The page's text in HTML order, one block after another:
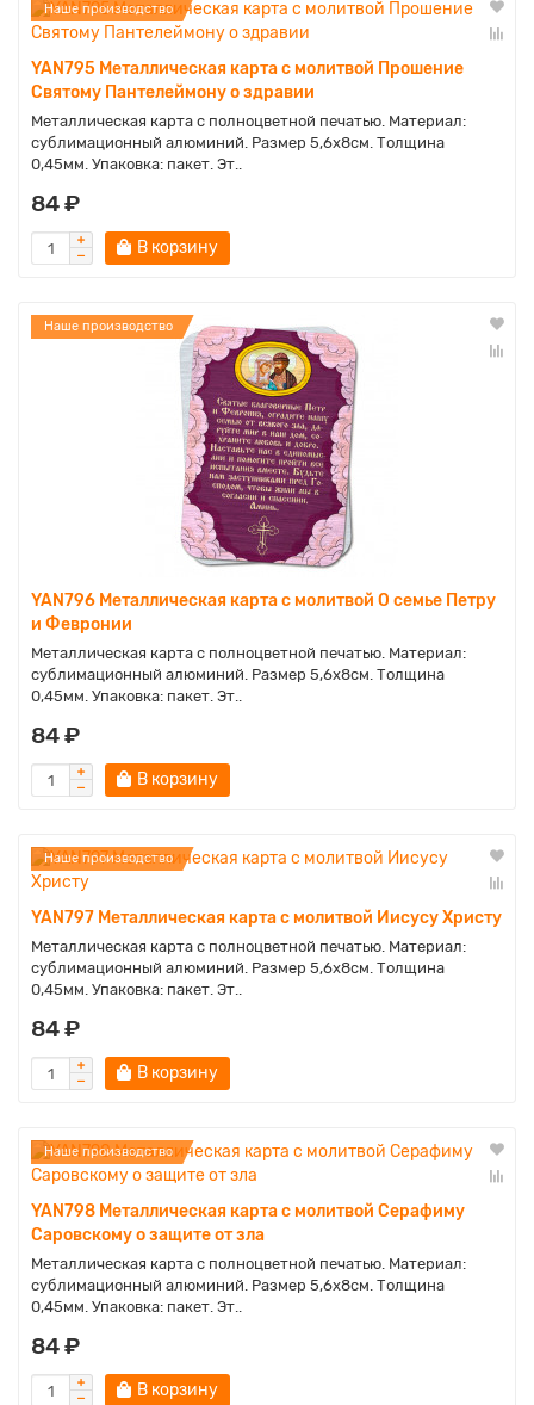
Наше производство
YAN795 Металлическая карта с молитвой Прошение
Святому Пантелеймону о здравии
Металлическая карта с полноцветной печатью. Материал:
сублимационный алюминий. Размер 5,6х8см. Толщина
0,45мм. Упаковка: пакет. Эт..
84 ₽
В корзину
Наше производство
YAN796 Металлическая карта с молитвой О семье Петру
и Февронии
Металлическая карта с полноцветной печатью. Материал:
сублимационный алюминий. Размер 5,6х8см. Толщина
0,45мм. Упаковка: пакет. Эт..
84 ₽
В корзину
Наше производство
YAN797 Металлическая карта с молитвой Иисусу Христу
Металлическая карта с полноцветной печатью. Материал:
сублимационный алюминий. Размер 5,6х8см. Толщина
0,45мм. Упаковка: пакет. Эт..
84 ₽
В корзину
Наше производство
YAN798 Металлическая карта с молитвой Серафиму
Саровскому о защите от зла
Металлическая карта с полноцветной печатью. Материал:
сублимационный алюминий. Размер 5,6х8см. Толщина
0,45мм. Упаковка: пакет. Эт..
84 ₽
В корзину